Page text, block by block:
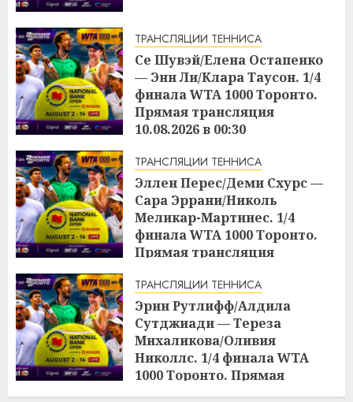
ТРАНСЛЯЦИИ ТЕННИСА
Се Шувэй/Елена Остапенко
— Энн Ли/Клара Таусон. 1/4
финала WTA 1000 Торонто.
Прямая трансляция
10.08.2026 в 00:30
ТРАНСЛЯЦИИ ТЕННИСА
Эллен Перес/Деми Схурс —
Сара Эррани/Николь
Меликар-Мартинес. 1/4
финала WTA 1000 Торонто.
Прямая трансляция
17:03 09.08.2026
ТРАНСЛЯЦИИ ТЕННИСА
Эрин Рутлифф/Алдила
Сутджиади — Тереза
Михаликова/Оливия
Николлс. 1/4 финала WTA
1000 Торонто. Прямая
трансляция 09.08.2026 в 19:30